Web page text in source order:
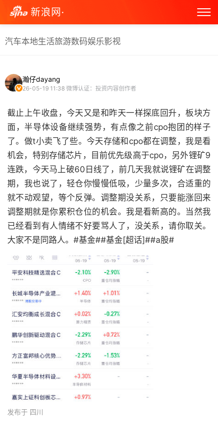
新浪网·
汽车本地生活旅游数码娱乐影视
瀚仔dayang
26-05-19 11:38 微博认证：投资内容创作者
截止上午收盘，今天又是和昨天一样探底回升，板块方
面，半导体设备继续强势，有点像之前cpo抱团的样子
了。做t小卖飞了些。今天存储和cpo都在调整，我是看
机会，特别存储芯片，目前优先级高于cpo，另外锂矿9
连跌，今天马上破60日线了，前几天我就说锂矿在调整
期，我也说了，轻仓你慢慢低吸，少量多次，合适重的
就不动观望，等个反弹。调整期没关系，只要能涨回来
调整期就是你累积仓位的机会。我是看新高的。当然我
已经看到有人情绪不好要骂人了，没关系，请你取关。
大家不是同路人。#基金##基金[超话]##a股#
发布于 四川